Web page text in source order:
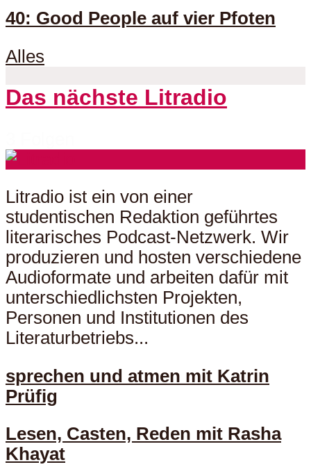
40: Good People auf vier Pfoten
Alles
Das nächste Litradio
Litradio ist ein von einer
studentischen Redaktion geführtes
literarisches Podcast-Netzwerk. Wir
produzieren und hosten verschiedene
Audioformate und arbeiten dafür mit
unterschiedlichsten Projekten,
Personen und Institutionen des
Literaturbetriebs...
sprechen und atmen mit Katrin
Prüfig
Lesen, Casten, Reden mit Rasha
Khayat